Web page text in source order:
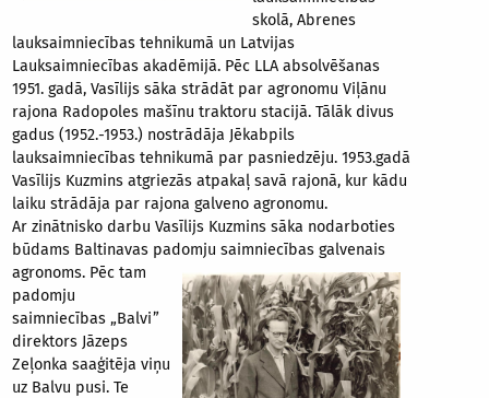
skolā, Abrenes
lauksaimniecības tehnikumā un Latvijas
Lauksaimniecības akadēmijā. Pēc LLA absolvēšanas
1951. gadā, Vasīlijs sāka strādāt par agronomu Viļānu
rajona Radopoles mašīnu traktoru stacijā. Tālāk divus
gadus (1952.-1953.) nostrādāja Jēkabpils
lauksaimniecības tehnikumā par pasniedzēju. 1953.gadā
Vasīlijs Kuzmins atgriezās atpakaļ savā rajonā, kur kādu
laiku strādāja par rajona galveno agronomu.
Ar zinātnisko darbu Vasīlijs Kuzmins sāka nodarboties
būdams Baltinavas padomju saimniecības galvenais
agronoms. Pēc tam
padomju
saimniecības „Balvi”
direktors Jāzeps
Zeļonka saaģitēja viņu
uz Balvu pusi. Te